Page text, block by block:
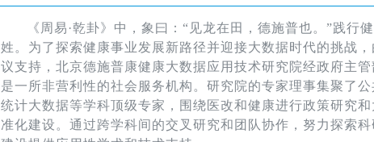
《周易 ·乾卦》中，象曰：“见龙在田，德施普也。”践行
姓。为了探索健康事业发展新路径并迎接大数据时代的挑战
议支持，北京德施普康健康大数据应用技术研究院经政府主管
是一所非营利性的社会服务机构。研究院的专家理事集聚了
统计大数据等学科顶级专家，围绕医改和健康进行政策研究
准化建设。通过跨学科间的交叉研究和团队协作，努力探索